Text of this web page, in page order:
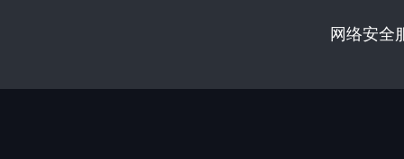
网络安全